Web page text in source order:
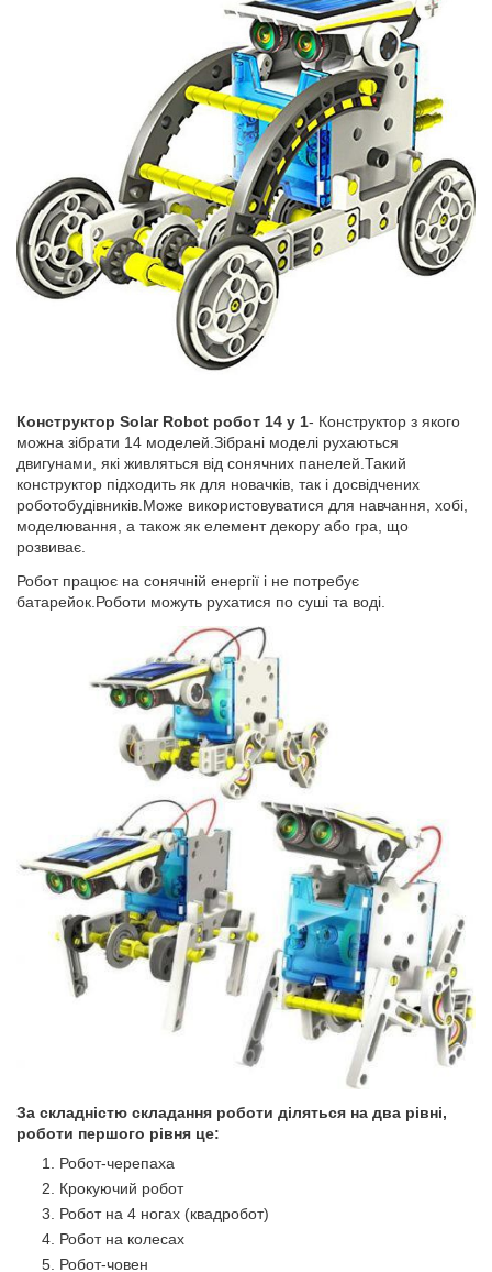
Конструктор Solar Robot робот 14 у 1- Конструктор з якого
можна зібрати 14 моделей.Зібрані моделі рухаються
двигунами, які живляться від сонячних панелей.Такий
конструктор підходить як для новачків, так і досвідчених
роботобудівників.Може використовуватися для навчання, хобі,
моделювання, а також як елемент декору або гра, що
розвиває.
Робот працює на сонячній енергії і не потребує
батарейок.Роботи можуть рухатися по суші та воді.
За складністю складання роботи діляться на два рівні,
роботи першого рівня це:
Робот-черепаха
Крокуючий робот
Робот на 4 ногах (квадробот)
Робот на колесах
Робот-човен